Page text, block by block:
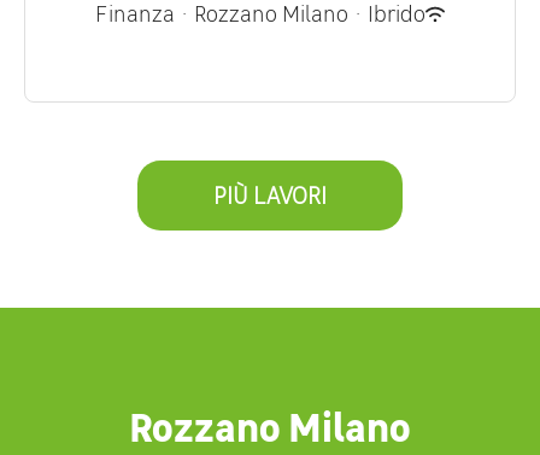
Finanza · Rozzano Milano · Ibrido
PIÙ LAVORI
Rozzano Milano